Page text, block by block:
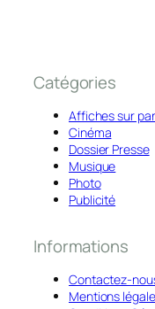
Catégories
Affiches sur
Cinéma
Dossier Presse
Musique
Photo
Publicité
Informations
Contactez-
Mentions